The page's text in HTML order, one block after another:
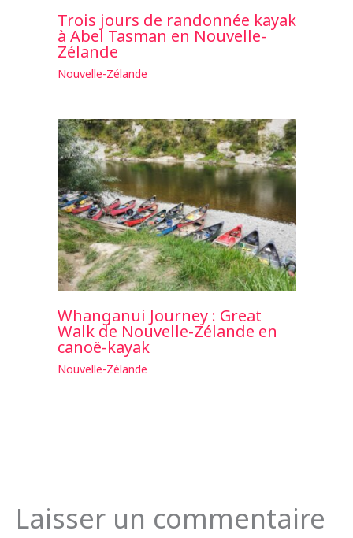
Trois jours de randonnée kayak
à Abel Tasman en Nouvelle-
Zélande
Nouvelle-Zélande
Whanganui Journey : Great
Walk de Nouvelle-Zélande en
canoë-kayak
Nouvelle-Zélande
Laisser un commentaire